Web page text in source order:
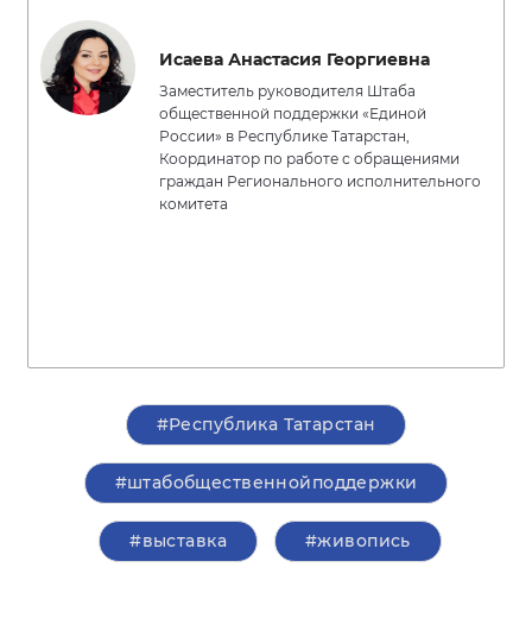
Исаева Анастасия Георгиевна
Заместитель руководителя Штаба
общественной поддержки «Единой
России» в Республике Татарстан,
Координатор по работе с обращениями
граждан Регионального исполнительного
комитета
#Республика Татарстан
#штабобщественнойподдержки
#выставка #живопись